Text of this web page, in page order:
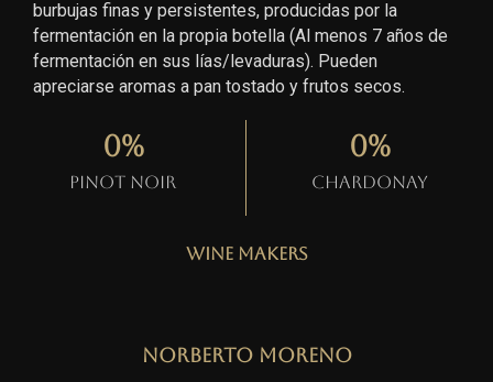
burbujas finas y persistentes, producidas por la
fermentación en la propia botella (Al menos 7 años de
fermentación en sus lías/levaduras). Pueden
apreciarse aromas a pan tostado y frutos secos.
Pinot Noir
0%
Chardonay
0%
Wine Makers
Norberto Moreno